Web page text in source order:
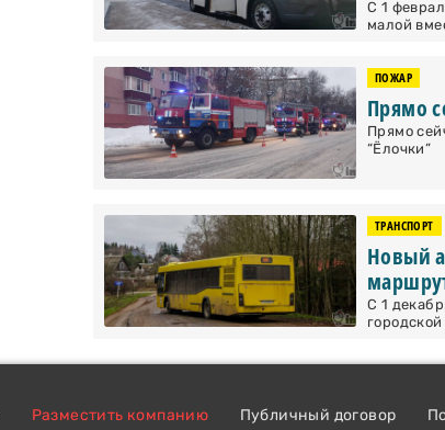
С 1
малой
ПОЖАР
Прямо
Прямо
“Ёлочки”
ТРАНСПОРТ
Новый
С 1
Разместить компанию Публичный договор